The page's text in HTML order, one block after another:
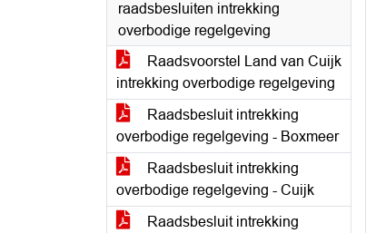
raadsbesluiten intrekking
overbodige regelgeving
Raadsvoorstel Land van Cuijk
intrekking overbodige regelgeving
Raadsbesluit intrekking
overbodige regelgeving - Boxmeer
Raadsbesluit intrekking
overbodige regelgeving - Cuijk
Raadsbesluit intrekking